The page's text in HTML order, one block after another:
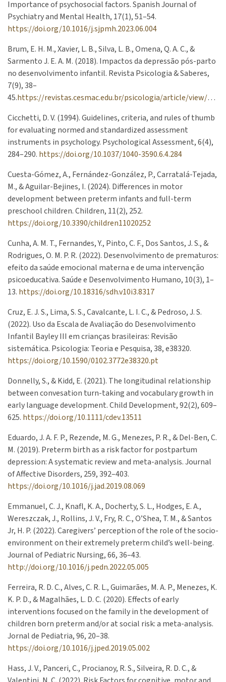
Importance of psychosocial factors. Spanish Journal of
Psychiatry and Mental Health, 17(1), 51–54.
https://doi.org/10.1016/j.sjpmh.2023.06.004
Brum, E. H. M., Xavier, L. B., Silva, L. B., Omena, Q. A. C., &
Sarmento J. E. A. M. (2018). Impactos da depressão pós-parto
no desenvolvimento infantil. Revista Psicologia & Saberes,
7(9), 38–
45.https://revistas.cesmac.edu.br/psicologia/article/view/799/689
Cicchetti, D. V. (1994). Guidelines, criteria, and rules of thumb
for evaluating normed and standardized assessment
instruments in psychology. Psychological Assessment, 6(4),
284–290. https://doi.org/10.1037/1040-3590.6.4.284
Cuesta-Gómez, A., Fernández-González, P., Carratalá-Tejada,
M., & Aguilar-Bejines, I. (2024). Differences in motor
development between preterm infants and full-term
preschool children. Children, 11(2), 252.
https://doi.org/10.3390/children11020252
Cunha, A. M. T., Fernandes, Y., Pinto, C. F., Dos Santos, J. S., &
Rodrigues, O. M. P. R. (2022). Desenvolvimento de prematuros:
efeito da saúde emocional materna e de uma intervenção
psicoeducativa. Saúde e Desenvolvimento Humano, 10(3), 1–
13. https://doi.org/10.18316/sdh.v10i3.8317
Cruz, E. J. S., Lima, S. S., Cavalcante, L. I. C., & Pedroso, J. S.
(2022). Uso da Escala de Avaliação do Desenvolvimento
Infantil Bayley III em crianças brasileiras: Revisão
sistemática. Psicologia: Teoria e Pesquisa, 38, e38320.
https://doi.org/10.1590/0102.3772e38320.pt
Donnelly, S., & Kidd, E. (2021). The longitudinal relationship
between convesation turn-taking and vocabulary growth in
early language development. Child Development, 92(2), 609–
625. https://doi.org/10.1111/cdev.13511
Eduardo, J. A. F. P., Rezende, M. G., Menezes, P. R., & Del-Ben, C.
M. (2019). Preterm birth as a risk factor for postpartum
depression: A systematic review and meta-analysis. Journal
of Affective Disorders, 259, 392–403.
https://doi.org/10.1016/j.jad.2019.08.069
Emmanuel, C. J., Knafl, K. A., Docherty, S. L., Hodges, E. A.,
Wereszczak, J., Rollins, J. V., Fry, R. C., O’Shea, T. M., & Santos
Jr, H. P. (2022). Caregivers’ perception of the role of the socio-
environment on their extremely preterm child’s well-being.
Journal of Pediatric Nursing, 66, 36–43.
http://doi.org/10.1016/j.pedn.2022.05.005
Ferreira, R. D. C., Alves, C. R. L., Guimarães, M. A. P., Menezes, K.
K. P. D., & Magalhães, L. D. C. (2020). Effects of early
interventions focused on the family in the development of
children born preterm and/or at social risk: a meta-analysis.
Jornal de Pediatria, 96, 20–38.
https://doi.org/10.1016/j.jped.2019.05.002
Hass, J. V., Panceri, C., Procianoy, R. S., Silveira, R. D. C., &